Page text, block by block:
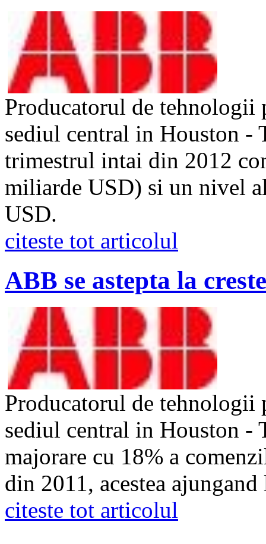
Producatorul de tehnologii
sediul central in Houston -
trimestrul intai din 2012
miliarde USD) si un nivel
USD.
citeste tot articolul
ABB se astepta la
Producatorul de tehnologii
sediul central in Houston -
majorare cu 18% a
din 2011, acestea
citeste tot articolul